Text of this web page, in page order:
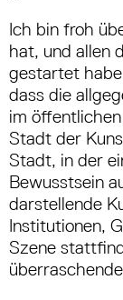
Ich bin froh
hat, und allen
gestartet
dass die
im
Stadt der
Stadt, in der
Bewusstsein
darstellende
Institutionen,
Szene